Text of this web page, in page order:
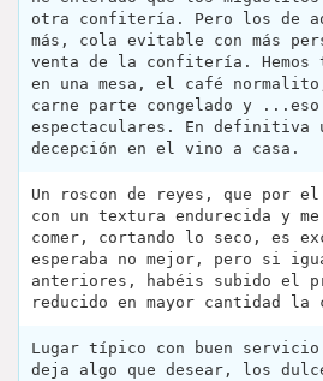
otra confitería. Pero los de
más, cola evitable con más
venta de la confitería. Hemos
en una mesa, el café
carne parte congelado y
espectaculares. En definitiva
decepción en el vino a casa.
Un roscon de reyes, que por
con un textura endurecida y
comer, cortando lo seco, es
esperaba no mejor, pero si
anteriores, habéis subido el
reducido en mayor cantidad la
Lugar típico con buen
deja algo que desear, los